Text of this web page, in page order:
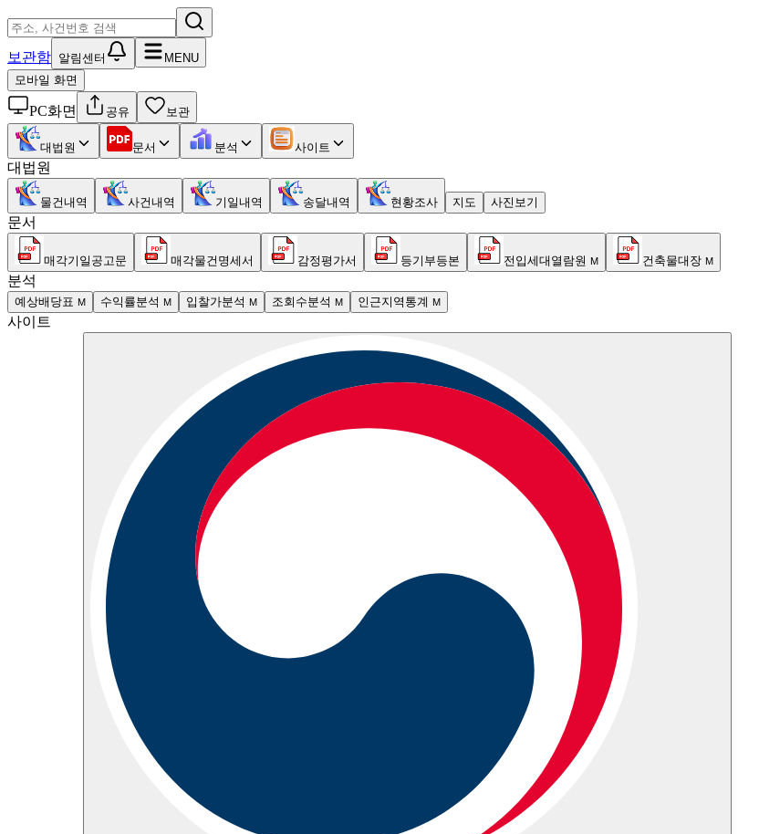
보관함 알림센터
MENU
모바일 화면
PC화면 공유 보관
대법원 문서 분석 사이트
대법원
물건내역 사건내역 기일내역 송달내역 현황조사 지도 사진보기
문서
매각기일공고문 매각물건명세서 감정평가서 등기부등본 전입세대열람원 M 건축물대장 M
분석
예상배당표 M 수익률분석 M 입찰가분석 M 조회수분석 M 인근지역통계 M
사이트